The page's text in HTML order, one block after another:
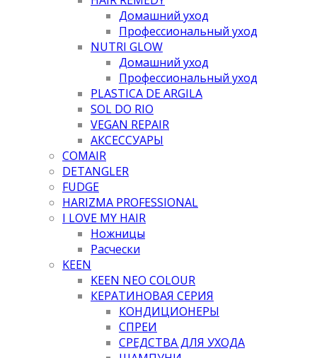
Домашний уход
Профессиональный уход
NUTRI GLOW
Домашний уход
Профессиональный уход
PLASTICA DE ARGILA
SOL DO RIO
VEGAN REPAIR
АКСЕССУАРЫ
COMAIR
DETANGLER
FUDGE
HARIZMA PROFESSIONAL
I LOVE MY HAIR
Ножницы
Расчески
KEEN
KEEN NEO COLOUR
КЕРАТИНОВАЯ СЕРИЯ
КОНДИЦИОНЕРЫ
СПРЕИ
СРЕДСТВА ДЛЯ УХОДА